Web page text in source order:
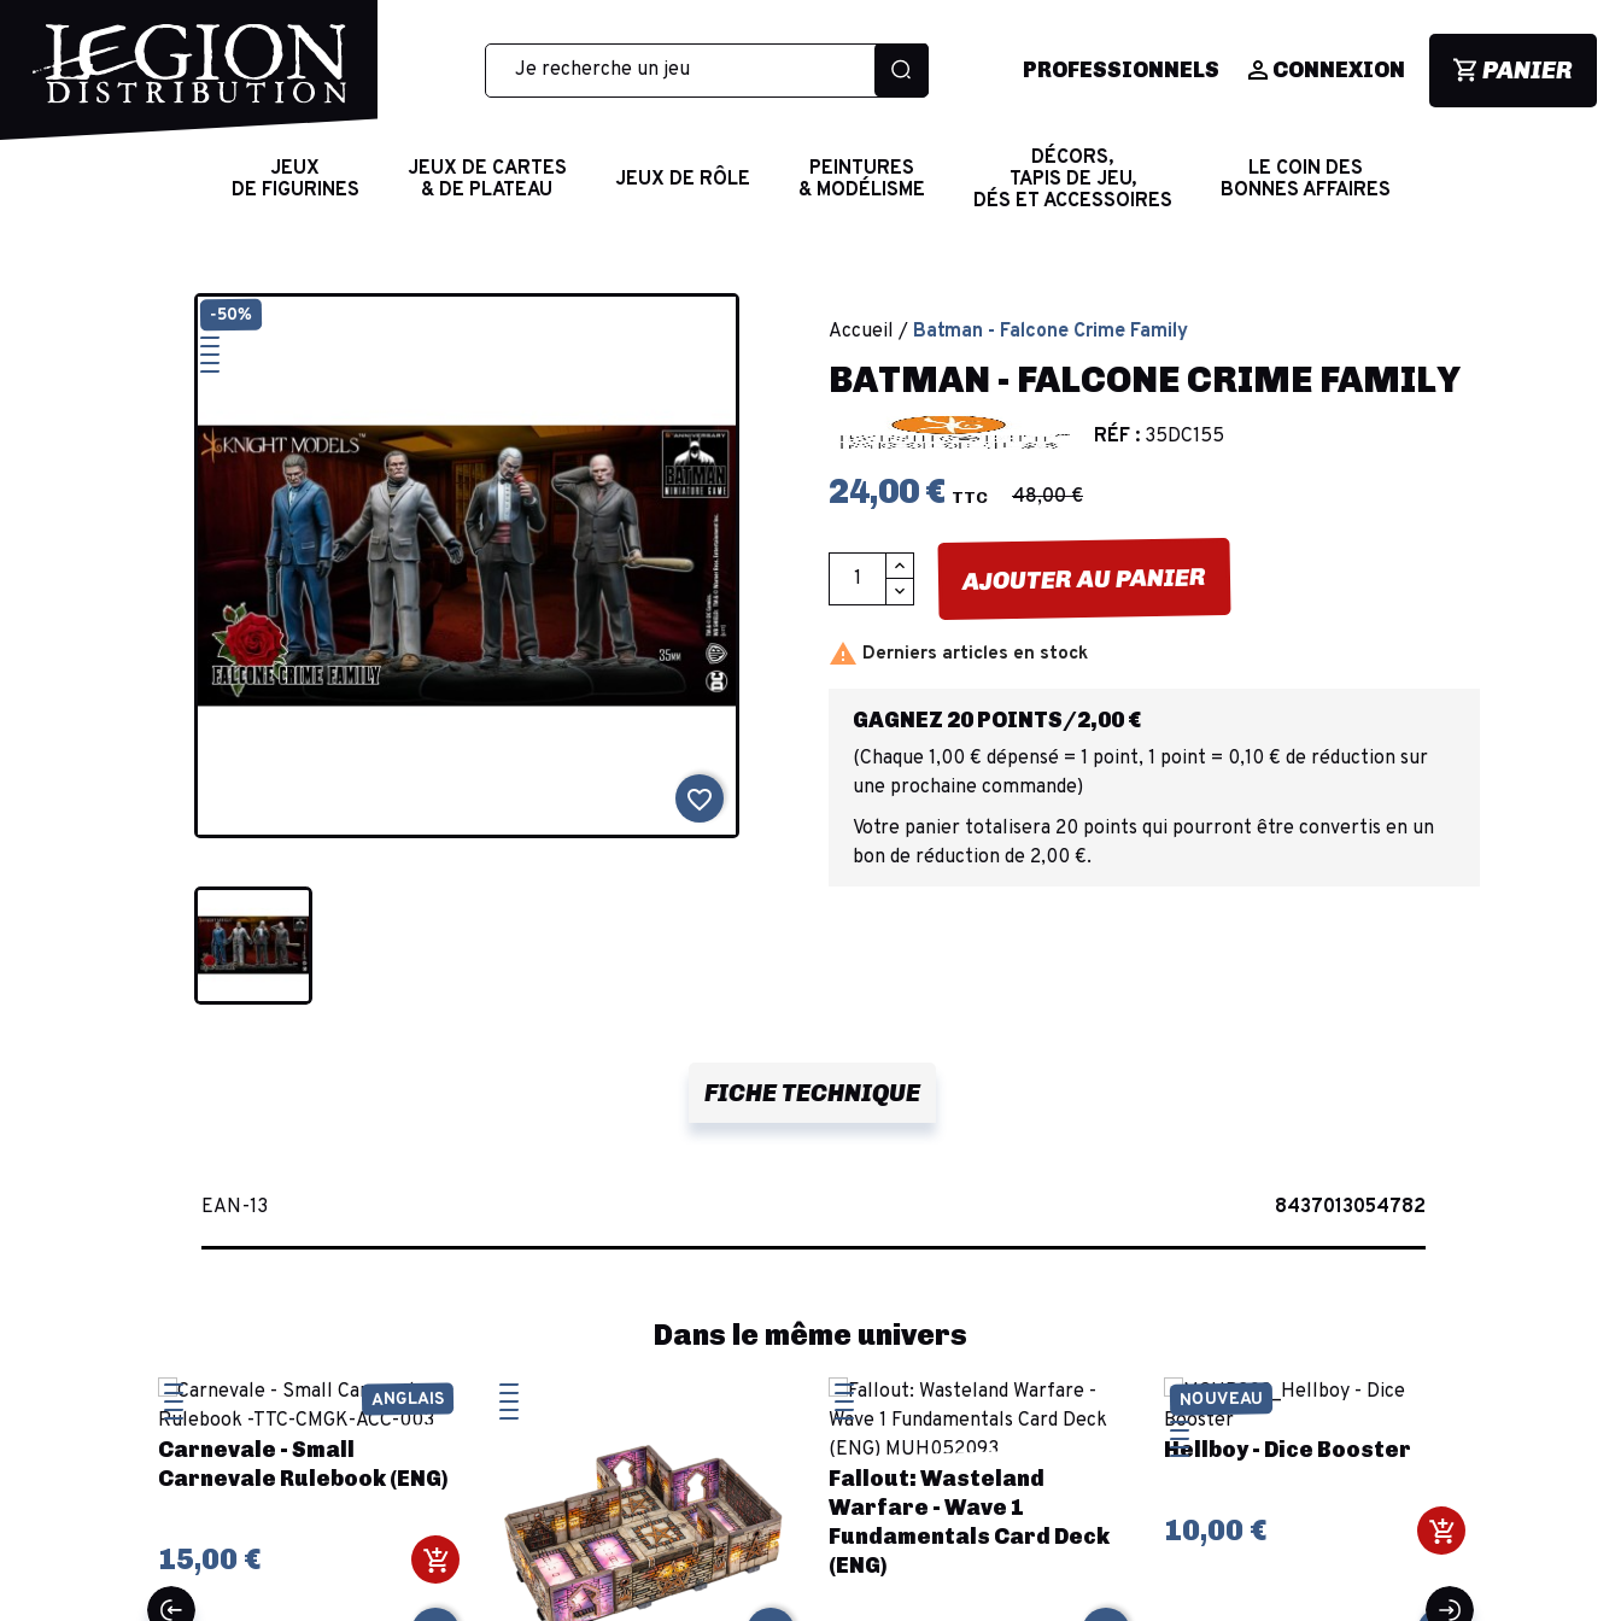
PROFESSIONNELS CONNEXION PANIER
JEUX
DE FIGURINES
JEUX DE CARTES
& DE PLATEAU
JEUX DE RÔLE
PEINTURES
& MODÉLISME
DÉCORS,
TAPIS DE JEU,
DÉS ET ACCESSOIRES
LE COIN DES
BONNES AFFAIRES
-50%
favorite_border
Accueil Batman - Falcone Crime Family
BATMAN - FALCONE CRIME FAMILY
RÉF : 35DC155
24,00 € TTC 48,00 €
AJOUTER AU PANIER
 Derniers articles en stock
GAGNEZ 20 POINTS/2,00 €
(Chaque 1,00 € dépensé = 1 point, 1 point = 0,10 € de réduction sur
une prochaine commande)
Votre panier totalisera 20 points qui pourront être convertis en un
bon de réduction de 2,00 €.
FICHE TECHNIQUE
EAN-13 8437013054782
Dans le même univers
Carnevale - Small
Carnevale Rulebook (ENG)
15,00 €
ANGLAIS
Fallout: Wasteland
Warfare - Wave 1
Fundamentals Card Deck
(ENG)
Hellboy - Dice Booster
10,00 €
NOUVEAU